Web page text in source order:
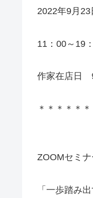
2022年9月23
11：00～19
作家在店日
＊＊＊＊＊
ZOOMセミ
「一歩踏み